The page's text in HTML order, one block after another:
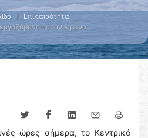
Επικαιρότητα
στον λιμένα …
ώρες σήμερα, το Κεντρικό